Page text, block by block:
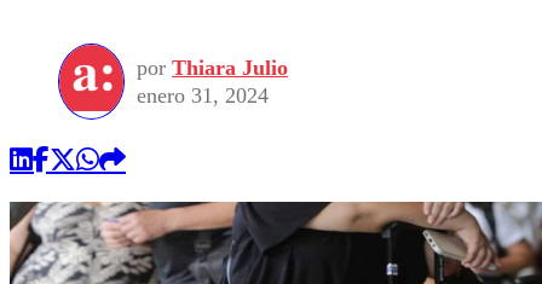
Seleccion Chilena
Torneo Internacional
Universidad de Chile
Economía
Internacional
Sustentabilidad
Publicaciones en medios
Opinión
por Thiara Julio
enero 31, 2024